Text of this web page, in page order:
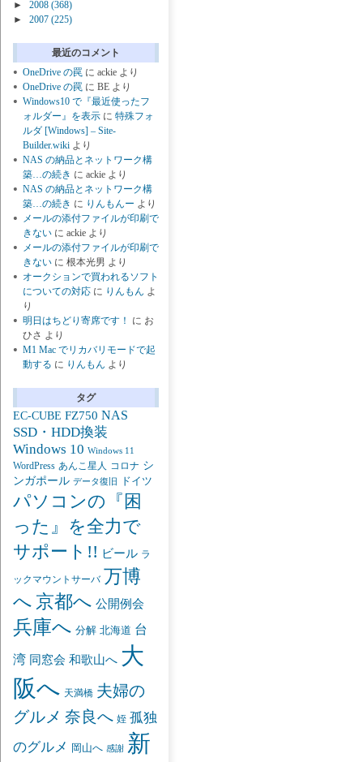
► 2008 (368)
►
2007 (225)
最近のコメント
OneDrive の罠 に ackie より
OneDrive の罠 に BE より
Windows10 で『最近使ったフ
ォルダー』を表示 に 特殊フォ
ルダ [Windows] – Site-
Builder.wiki より
NAS の納品とネットワーク構
築…の続き に ackie より
NAS の納品とネットワーク構
築…の続き に りんもんー より
メールの添付ファイルが印刷で
きない に ackie より
メールの添付ファイルが印刷で
きない に 根本光男 より
オークションで買われるソフト
についての対応 に りんもん よ
り
明日はちどり寄席です！
に お
ひさ より
M1 Mac でリカバリモードで起
動する に りんもん より
タグ
EC-CUBE FZ750 NAS
SSD・HDD換装
Windows 10 Windows 11
WordPress あんこ星人 コロナ シ
ンガポール データ復旧 ドイツ
パソコンの『困
った』を全力で
サポート!! ビール ラ
ックマウントサーバ 万博
へ 京都へ 公開例会
兵庫へ 分解 北海道 台
湾 同窓会 和歌山へ 大
阪へ 天満橋 夫婦の
グルメ 奈良へ 姪 孤独
のグルメ
岡山へ 感謝 新